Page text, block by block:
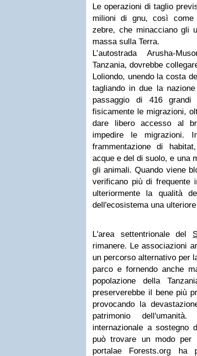
Le operazioni di taglio
milioni di gnu, così come
zebre, che minacciano gli
massa sulla Terra.
L’autostrada Arusha-
Tanzania, dovrebbe
Loliondo, unendo la costa
tagliando in due la
passaggio di 416
fisicamente le migrazioni,
dare libero accesso al
impedire le migrazioni.
frammentazione di
acque e del di suolo, e una
gli animali. Quando viene
verificano più di frequente
ulteriormente la qualità
dell'ecosistema una
L'area settentrionale del
rimanere. Le associazioni
un percorso alternativo per
parco e fornendo anche
popolazione della
preserverebbe il bene più
provocando la
patrimonio
internazionale a sostegno
può trovare un modo per
portalae Forests.org ha